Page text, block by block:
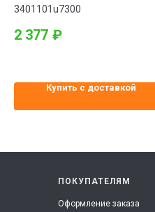
3401101u7300
2 377 ₽
Купить с доставкой
ПОКУПАТЕЛЯМ
Оформление заказа